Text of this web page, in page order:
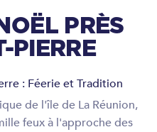
PRÈS
PIERRE
: Féerie et Tradition
de l'île de La Réunion,
feux à l'approche des